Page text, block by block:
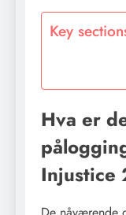
Key
Hva er
Injustice